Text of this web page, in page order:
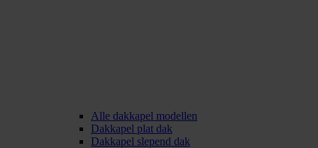
Alle dakkapel modellen
Dakkapel plat dak
Dakkapel slepend dak